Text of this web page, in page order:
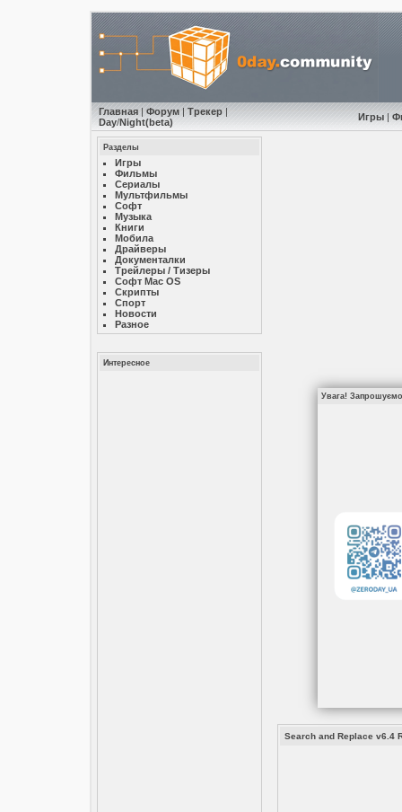
Главная| Форум| Трекер|
Day/Night(beta) Игры|
Разделы
Игры
Фильмы
Сериалы
Мультфильмы
Софт
Музыкa
Книги
Мобила
Драйверы
Документалки
Трейлеры / Тизеры
Софт Mac OS
Скрипты
Спорт
Новости
Разное
Интересное
Увага! Запрошуємо
Search and Replace v6.4